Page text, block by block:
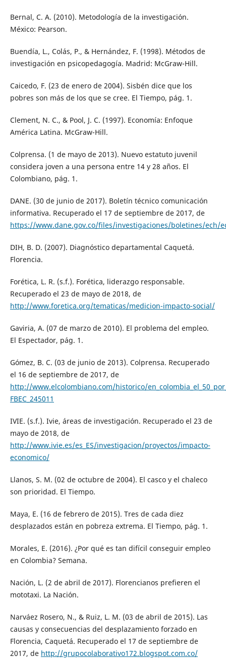
Bernal, C. A. (2010). Metodología de la investigación.
México: Pearson.
Buendía, L., Colás, P., & Hernández, F. (1998). Métodos de
investigación en psicopedagogía. Madrid: McGraw-Hill.
Caicedo, F. (23 de enero de 2004). Sisbén dice que los
pobres son más de los que se cree. El Tiempo, pág. 1.
Clement, N. C., & Pool, J. C. (1997). Economía: Enfoque
América Latina. McGraw-Hill.
Colprensa. (1 de mayo de 2013). Nuevo estatuto juvenil
considera joven a una persona entre 14 y 28 años. El
Colombiano, pág. 1.
DANE. (30 de junio de 2017). Boletín técnico comunicación
informativa. Recuperado el 17 de septiembre de 2017, de
https://www.dane.gov.co/files/investigaciones/boletines/ech/
DIH, B. D. (2007). Diagnóstico departamental Caquetá.
Florencia.
Forética, L. R. (s.f.). Forética, liderazgo responsable.
Recuperado el 23 de mayo de 2018, de
http://www.foretica.org/tematicas/medicion-impacto-social/
Gaviria, A. (07 de marzo de 2010). El problema del empleo.
El Espectador, pág. 1.
Gómez, B. C. (03 de junio de 2013). Colprensa. Recuperado
el 16 de septiembre de 2017, de
http://www.elcolombiano.com/historico/
FBEC_245011
IVIE. (s.f.). Ivie, áreas de investigación. Recuperado el 23 de
mayo de 2018, de
http://www.ivie.es/es_ES/investigacion/proyectos/impacto-
economico/
Llanos, S. M. (02 de octubre de 2004). El casco y el chaleco
son prioridad. El Tiempo.
Maya, E. (16 de febrero de 2015). Tres de cada diez
desplazados están en pobreza extrema. El Tiempo, pág. 1.
Morales, E. (2016). ¿Por qué es tan difícil conseguir empleo
en Colombia? Semana.
Nación, L. (2 de abril de 2017). Florencianos prefieren el
mototaxi. La Nación.
Narváez Rosero, N., & Ruiz, L. M. (03 de abril de 2015). Las
causas y consecuencias del desplazamiento forzado en
Florencia, Caquetá. Recuperado el 17 de septiembre de
2017, de http://grupocolaborativo172.blogspot.com.co/